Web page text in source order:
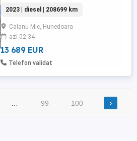
06 2023 DSG 7+1 110KW 150CP 208.699
km 2 chei In ciuda km putin mai ridicati (in
opinia unora) pentru anul ei de productie
masina merge ca noua si este in stare
foarte buna atat mecanic, tehnic ...
2023 | diesel | 208699 km
Calanu Mic, Hunedoara
azi 02:34
13 689 EUR
Telefon validat
99 100 ›